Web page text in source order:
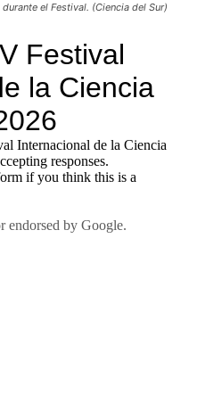
el Festival. (Ciencia del Sur)